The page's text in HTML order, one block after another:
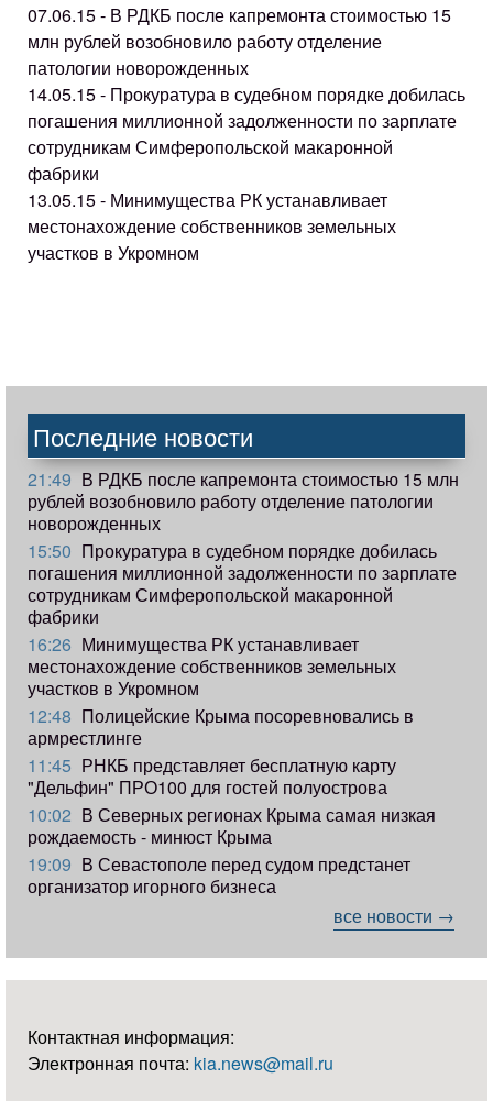
07.06.15 - В РДКБ после капремонта стоимостью 15
млн рублей возобновило работу отделение
патологии новорожденных
14.05.15 - Прокуратура в судебном порядке добилась
погашения миллионной задолженности по зарплате
сотрудникам Симферопольской макаронной
фабрики
13.05.15 - Минимущества РК устанавливает
местонахождение собственников земельных
участков в Укромном
Последние новости
21:49 В РДКБ после капремонта стоимостью 15 млн
рублей возобновило работу отделение патологии
новорожденных
15:50 Прокуратура в судебном порядке добилась
погашения миллионной задолженности по зарплате
сотрудникам Симферопольской макаронной
фабрики
16:26 Минимущества РК устанавливает
местонахождение собственников земельных
участков в Укромном
12:48 Полицейские Крыма посоревновались в
армрестлинге
11:45 РНКБ представляет бесплатную карту
"Дельфин" ПРО100 для гостей полуострова
10:02 В Северных регионах Крыма самая низкая
рождаемость - минюст Крыма
19:09 В Севастополе перед судом предстанет
организатор игорного бизнеса
все новости →
Контактная информация:
Электронная почта: kia.news@mail.ru